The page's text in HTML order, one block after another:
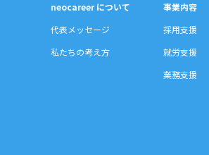
neocareer について
代表メッセージ
私たちの考え方
事業内容
採用支援
就労支援
業務支援